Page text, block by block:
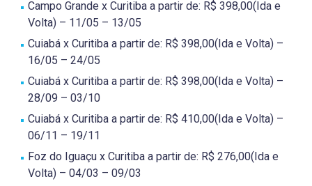
Campo Grande x Curitiba a partir de: R$ 398,00(Ida e
Volta) – 11/05 – 13/05
Cuiabá x Curitiba a partir de: R$ 398,00(Ida e Volta) –
16/05 – 24/05
Cuiabá x Curitiba a partir de: R$ 398,00(Ida e Volta) –
28/09 – 03/10
Cuiabá x Curitiba a partir de: R$ 410,00(Ida e Volta) –
06/11 – 19/11
Foz do Iguaçu x Curitiba a partir de: R$ 276,00(Ida e
Volta) – 04/03 – 09/03